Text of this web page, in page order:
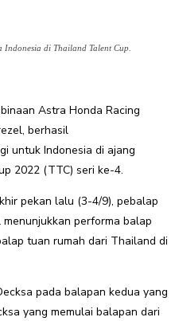
Indonesia di Thailand Talent Cup.
Astra Honda Racing
berhasil
untuk Indonesia di ajang
2022 (TTC) seri ke-4.
pekan lalu (3-4/9), pebalap
performa balap
tuan rumah dari Thailand di
pada balapan kedua yang
yang memulai balapan dari